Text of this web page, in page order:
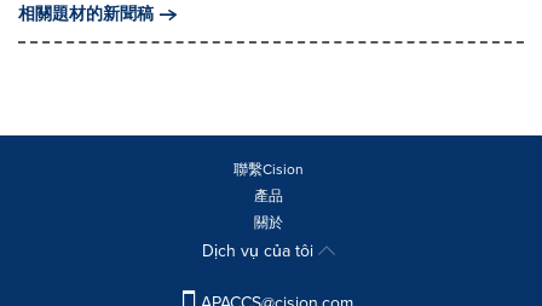
相關題材的新聞稿
聯繫Cision
產品
關於
Dịch vụ của tôi